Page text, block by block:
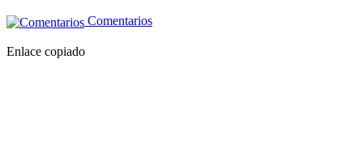
Comentarios
Enlace copiado